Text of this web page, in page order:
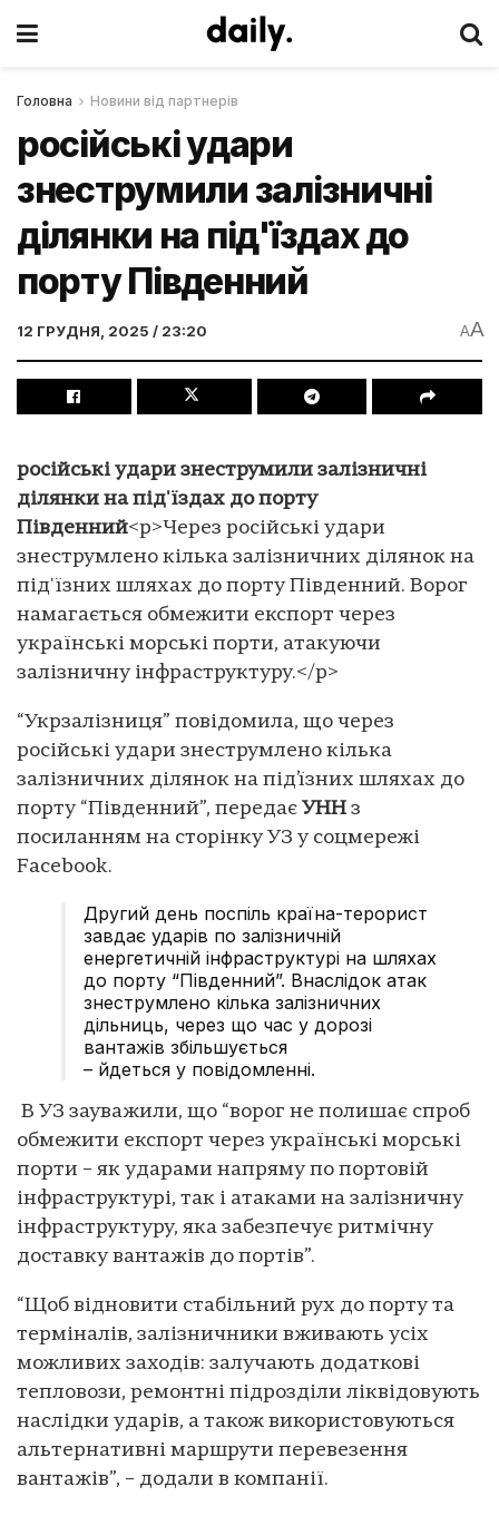
Головна Новини від партнерів
російські удари
знеструмили залізничні
ділянки на під'їздах до
порту Південний
12 ГРУДНЯ, 2025 / 23:20 AA
російські удари знеструмили залізничні
ділянки на під'їздах до порту
Південний<p>Через російські удари
знеструмлено кілька залізничних ділянок на
під'їзних шляхах до порту Південний. Ворог
намагається обмежити експорт через
українські морські порти, атакуючи
залізничну інфраструктуру.</p>
“Укрзалізниця” повідомила, що через
російські удари знеструмлено кілька
залізничних ділянок на під’їзних шляхах до
порту “Південний”, передає УНН з
посиланням на сторінку УЗ у соцмережі
Facebook.
Другий день поспіль країна-терорист
завдає ударів по залізничній
енергетичній інфраструктурі на шляхах
до порту “Південний”. Внаслідок атак
знеструмлено кілька залізничних
дільниць, через що час у дорозі
вантажів збільшується
– йдеться у повідомленні.
В УЗ зауважили, що “ворог не полишає спроб
обмежити експорт через українські морські
порти – як ударами напряму по портовій
інфраструктурі, так і атаками на залізничну
інфраструктуру, яка забезпечує ритмічну
доставку вантажів до портів”.
“Щоб відновити стабільний рух до порту та
терміналів, залізничники вживають усіх
можливих заходів: залучають додаткові
тепловози, ремонтні підрозділи ліквідовують
наслідки ударів, а також використовуються
альтернативні маршрути перевезення
вантажів”, – додали в компанії.